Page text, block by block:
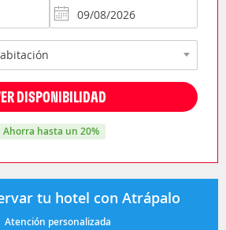
DISPONIBILIDAD
ahorra hasta un 20%
tu hotel con Atrápalo
Atención personalizada